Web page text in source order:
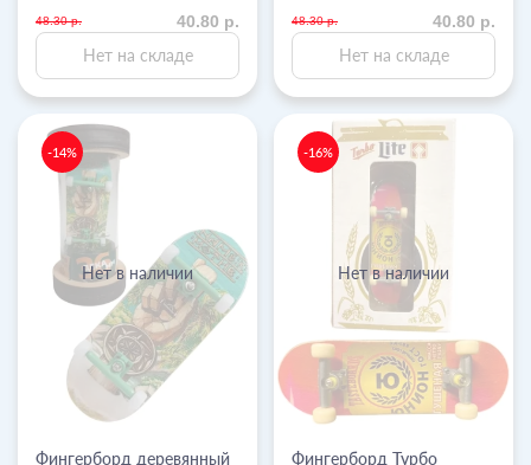
48.30 р. 40.80 р.
Нет на складе
48.30 р. 40.80 р.
Нет на складе
Нет в наличии
-14%
Фингерборд деревянный
Нет в наличии
-16%
Фингерборд Турбо